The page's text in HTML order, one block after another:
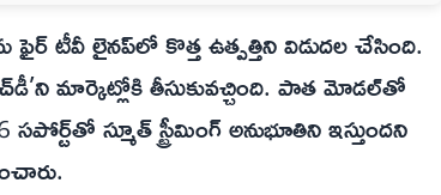
టీవీ లైనప్‌లో కొత్త ఉత్పత్తిని విడుదల చేసింది.
మార్కెట్లోకి తీసుకువచ్చింది. పాత మోడల్‌తో
స్మూత్ స్ట్రీమింగ్ అనుభూతిని ఇస్తుందని